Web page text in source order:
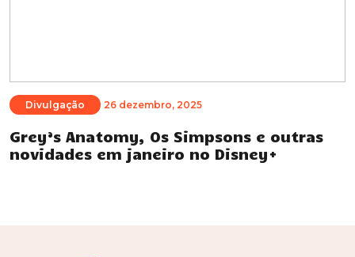
Divulgação 26 dezembro, 2025
Grey’s Anatomy, Os Simpsons e outras
novidades em janeiro no Disney+